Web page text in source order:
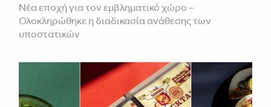
Νέα εποχή για τον εμβληματικό χώρο –
Ολοκληρώθηκε η διαδικασία ανάθεσης των
υποστατικών